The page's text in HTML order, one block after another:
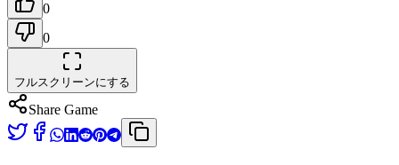
0
0
フルスクリーンにする
Share Game